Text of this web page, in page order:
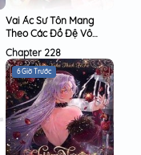
Vai Ác Sư Tôn Mang
Theo Các Đồ Đệ Vô
Địch Thiên Hạ
Chapter 228
6 Giờ Trước